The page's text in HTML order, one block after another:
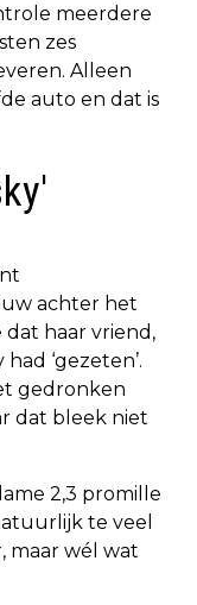
meerdere
zes
Alleen
auto en dat is
achter het
haar vriend,
‘gezeten’.
gedronken
dat bleek niet
2,3 promille
te veel
maar wél wat